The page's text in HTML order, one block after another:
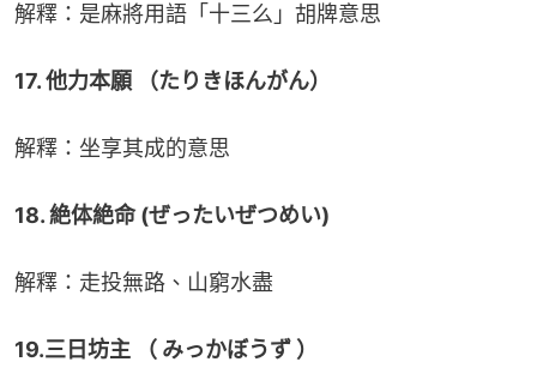
解釋：是麻將用語「十三么」胡牌意思
17. 他力本願 （たりきほんがん）
解釋：坐享其成的意思
18. 絶体絶命 (ぜったいぜつめい)
解釋：走投無路、山窮水盡
19.三日坊主 （ みっかぼうず ）